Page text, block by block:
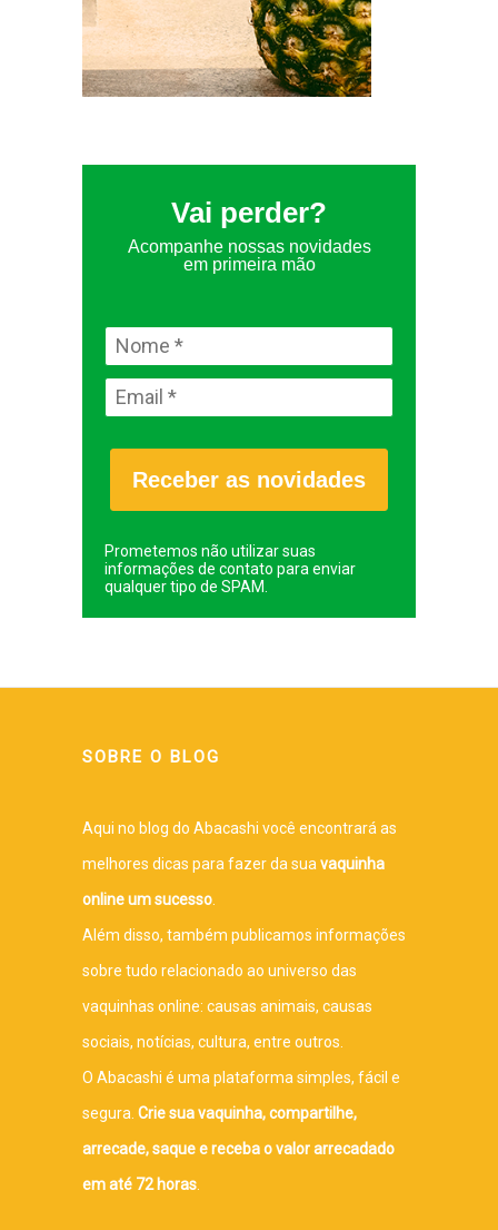
Vai perder?
Acompanhe nossas novidades
em primeira mão
Receber as novidades
Prometemos não utilizar suas
informações de contato para enviar
qualquer tipo de SPAM.
SOBRE O BLOG
Aqui no blog do Abacashi você encontrará as
melhores dicas para fazer da sua vaquinha
online um sucesso
Além disso, também publicamos informações
sobre tudo relacionado ao universo das
vaquinhas online: causas animais, causas
sociais, notícias, cultura, entre outros.
O Abacashi é uma plataforma simples, fácil e
segura. Crie sua vaquinha, compartilhe,
arrecade, saque e receba o valor arrecadado
em até 72 horas